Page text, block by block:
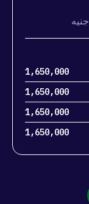
جنيه
1,650,000
1,650,000
1,650,000
1,650,000